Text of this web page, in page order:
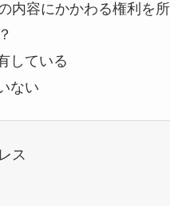
内容にかかわる権利を
している
ない
ス